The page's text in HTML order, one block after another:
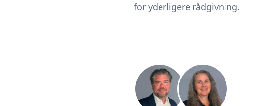
for yderligere rådgivning.